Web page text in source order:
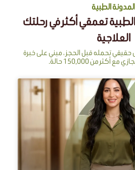
المدونة الطبية
تعمقي أكثر في رحلتك
العلاجية
تحمله قبل الحجز ، مبني على خبرة
أكثر من 150,000 حالة.